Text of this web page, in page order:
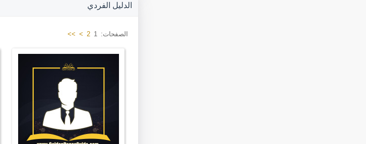
الدليل الفردي
الصفحات: 1
2
>
>>